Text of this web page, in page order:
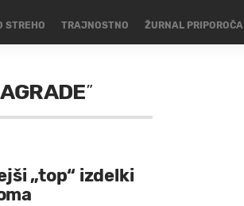
STREHO TRAJNOSTNO ŽURNAL PRIPOROČA
”
„top“ izdelki